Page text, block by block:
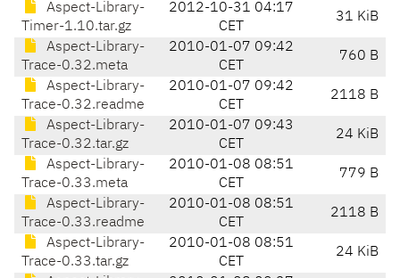
Aspect-Library-
Timer-1.10.tar.gz
2012-10-31 04:17
CET
31 KiB
Aspect-Library-
Trace-0.32.meta
2010-01-07 09:42
CET
760 B
Aspect-Library-
Trace-0.32.readme
2010-01-07 09:42
CET
2118 B
Aspect-Library-
Trace-0.32.tar.gz
2010-01-07 09:43
CET
24 KiB
Aspect-Library-
Trace-0.33.meta
2010-01-08 08:51
CET
779 B
Aspect-Library-
Trace-0.33.readme
2010-01-08 08:51
CET
2118 B
Aspect-Library-
Trace-0.33.tar.gz
2010-01-08 08:51
CET
24 KiB